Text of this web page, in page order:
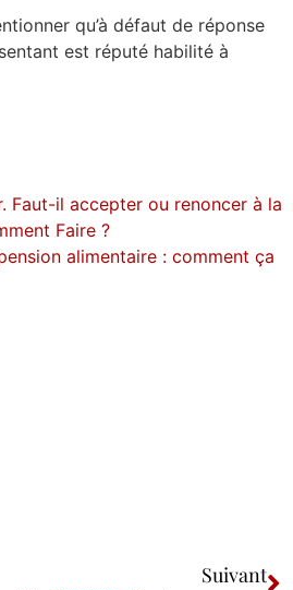
qu’à défaut de réponse
est réputé habilité à
Faut-il accepter ou renoncer à la
Faire ?
alimentaire : comment ça
Suivant